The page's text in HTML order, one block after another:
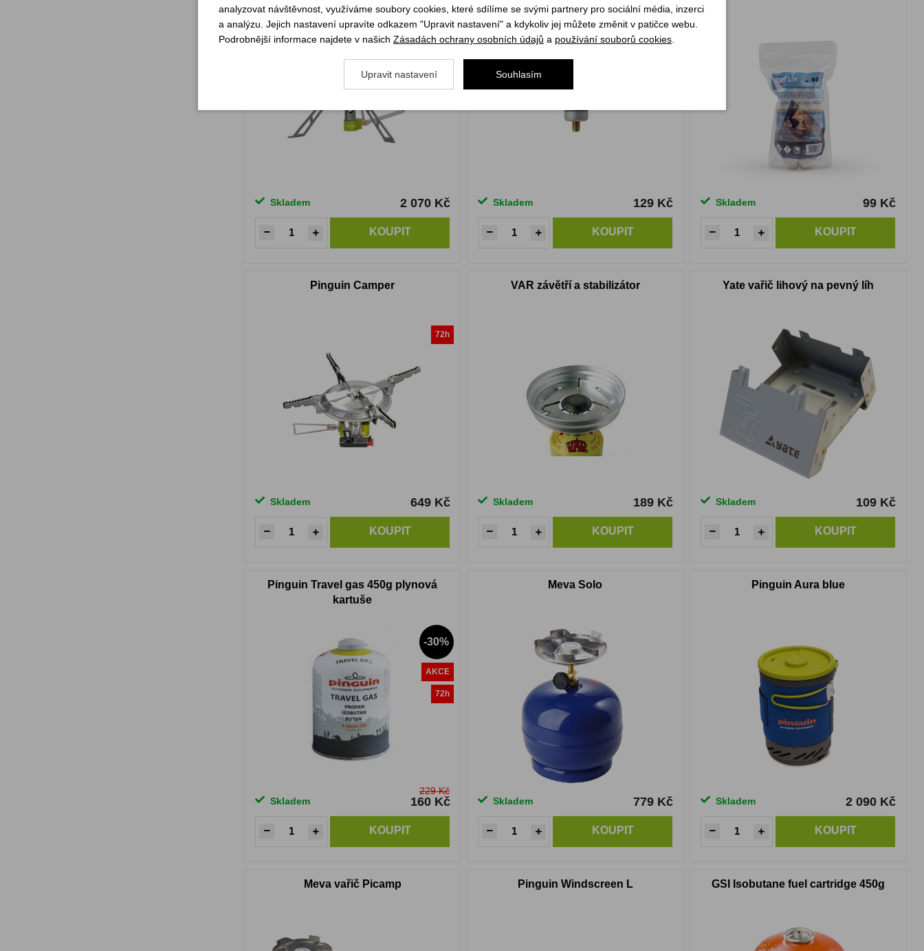
Skladem 2 070 Kč
KOUPIT
Skladem 129 Kč
KOUPIT
Skladem 99 Kč
KOUPIT
Pinguin Camper
72h
Skladem 649 Kč
KOUPIT
VAR závětří a stabilizátor
Skladem 189 Kč
KOUPIT
Yate vařič lihový na pevný líh
Skladem 109 Kč
KOUPIT
Pinguin Travel gas 450g plynová
kartuše
-30%
AKCE
72h
Skladem
229 Kč
160 Kč
KOUPIT
Meva Solo
Skladem 779 Kč
KOUPIT
Pinguin Aura blue
Skladem 2 090 Kč
KOUPIT
Meva vařič Picamp Pinguin Windscreen L GSI Isobutane fuel cartridge 450g
analyzovat návštěvnost, využíváme soubory cookies, které sdílíme se svými partnery pro sociální média, inzerci
a analýzu. Jejich nastavení upravíte odkazem "Upravit nastavení" a kdykoliv jej můžete změnit v patičce webu.
Podrobnější informace najdete v našich Zásadách ochrany osobních údajů a používání souborů cookies
Upravit nastavení Souhlasím